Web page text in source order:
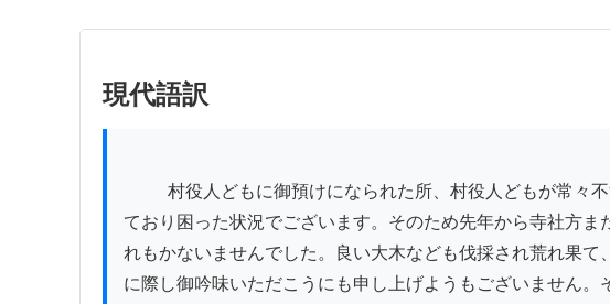
現代語訳
ており困った状況でございます。そのため先年から寺社方
れもかないませんでした。良い大木なども伐採され荒れ果
に際し御吟味いただこうにも申し上げようもございません